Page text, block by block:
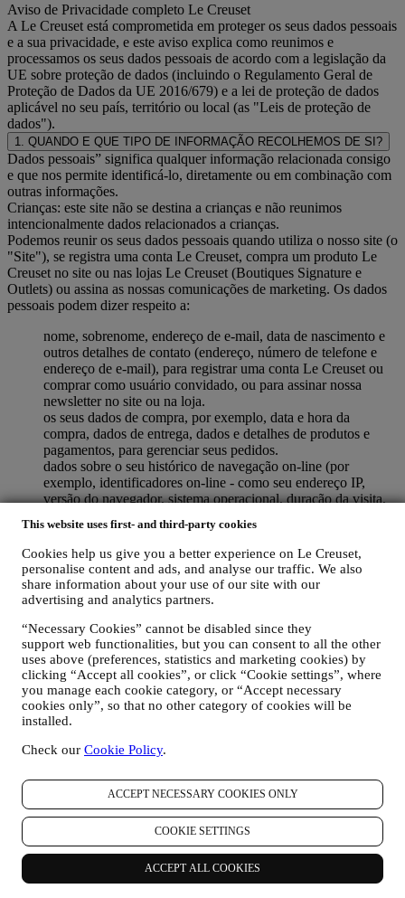
This website uses first- and third-party cookies
Cookies help us give you a better experience on Le Creuset,
personalise content and ads, and analyse our traffic. We also
share information about your use of our site with our
advertising and analytics partners.
“Necessary Cookies” cannot be disabled since they
support web functionalities, but you can consent to all the other
uses above (preferences, statistics and marketing cookies) by
clicking “Accept all cookies”, or click “Cookie settings”, where
you manage each cookie category, or “Accept necessary
cookies only”, so that no other category of cookies will be
installed.
Check our Cookie Policy.
ACCEPT NECESSARY COOKIES ONLY
COOKIE SETTINGS
ACCEPT ALL COOKIES
Aviso de Privacidade completo Le Creuset
A Le Creuset está comprometida em proteger os seus dados pessoais
e a sua privacidade, e este aviso explica como reunimos e
processamos os seus dados pessoais de acordo com a legislação da
UE sobre proteção de dados (incluindo o Regulamento Geral de
Proteção de Dados da UE 2016/679) e a lei de proteção de dados
aplicável no seu país, território ou local (as "Leis de proteção de
dados").
1. QUANDO E QUE TIPO DE INFORMAÇÃO RECOLHEMOS DE SI?
Dados pessoais” significa qualquer informação relacionada consigo
e que nos permite identificá-lo, diretamente ou em combinação com
outras informações.
Crianças: este site não se destina a crianças e não reunimos
intencionalmente dados relacionados a crianças.
Podemos reunir os seus dados pessoais quando utiliza o nosso site (o
"Site"), se registra uma conta Le Creuset, compra um produto Le
Creuset no site ou nas lojas Le Creuset (Boutiques Signature e
Outlets) ou assina as nossas comunicações de marketing. Os dados
pessoais podem dizer respeito a:
nome, sobrenome, endereço de e-mail, data de nascimento e
outros detalhes de contato (endereço, número de telefone e
endereço de e-mail), para registrar uma conta Le Creuset ou
comprar como usuário convidado, ou para assinar nossa
newsletter no site ou na loja.
os seus dados de compra, por exemplo, data e hora da
compra, dados de entrega, dados e detalhes de produtos e
pagamentos, para gerenciar seus pedidos.
dados sobre o seu histórico de navegação on-line (por
exemplo, identificadores on-line - como seu endereço IP,
versão do navegador, sistema operacional, duração da visita,
suas visitas ao site (se você é um usuário registrado ou não),
usando registros e / ou tecnologias de rastreamento como
“cookies” e tecnologias semelhantes (incluindo pixels de
rastreamento em e-mail), para melhorar nossos serviços e
anúncios ou para nossa análise estatística - na maioria dos
informações técnicas. Para obter informações sobre coleta de
dados através de cookies, consulte nossa Política de Cookies
aqui.
seus comentários, solicitações, reclamações, perguntas ou
interações connosco (por exemplo, suas mensagens, chats,
posts em redes sociais, e-mails ou telefonemas).
informações de identificação pessoal são protegidos e tem direitos de
2. QUEM ESTÁ REUNINDO AS SUAS INFORMAÇÕES?
O controlador de dados dos serviços de comércio eletrônico
oferecidos pelo site é a Le Creuset Portugal, Unipessoal LDA, com
sede no Centro Empresarial Torres de Lisboa, Rua Tomás da
Fonseca, Torre A, 13º Piso, C - D, 1600-209 Lisboa.
Se concordar em receber nossas comunicações comerciais, você